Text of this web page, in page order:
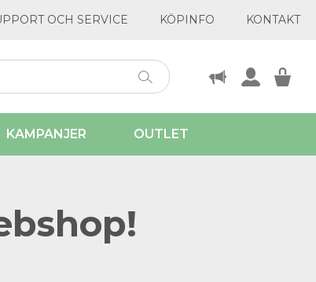
OCH SERVICE KÖPINFO KONTAKT
KAMPANJER OUTLET